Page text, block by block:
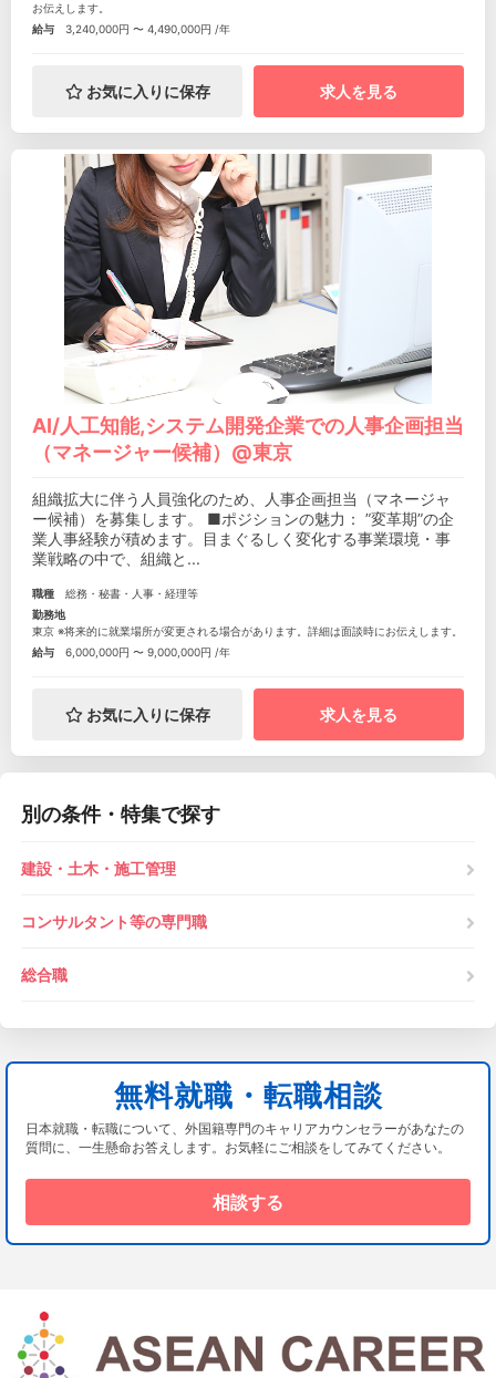
お伝えします。
給与
3,240,000円 〜 4,490,000円 /年
お気に入りに保存 求人を見る
AI/人工知能,システム開発企業での人事企画担当
（マネージャー候補）@東京
組織拡大に伴う人員強化のため、人事企画担当（マネージャ
ー候補）を募集します。 ■ポジションの魅力： ”変革期”の企
業人事経験が積めます。目まぐるしく変化する事業環境・事
業戦略の中で、組織と...
職種
総務・秘書・人事・経理等
勤務地
東京 ※将来的に就業場所が変更される場合があります。詳細は面談時にお伝えします。
給与
6,000,000円 〜 9,000,000円 /年
お気に入りに保存 求人を見る
別の条件・特集で探す
建設・土木・施工管理
コンサルタント等の専門職
総合職
無料就職・転職相談
日本就職・転職について、外国籍専門のキャリアカウンセラーがあなたの
質問に、一生懸命お答えします。お気軽にご相談をしてみてください。
相談する